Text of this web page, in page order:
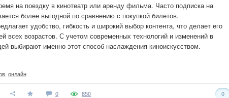
на поездку в кинотеатр или аренду фильма. Часто подписка на
более выгодной по сравнению с покупкой билетов.
удобство, гибкость и широкий выбор контента, что делает его
всех возрастов. С учетом современных технологий и изменений в
выбирают именно этот способ наслаждения киноискусством.
онлайн
0 0
850